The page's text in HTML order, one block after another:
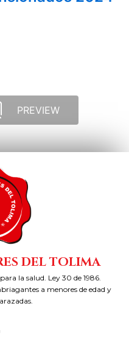
PREVIEW
DEL TOLIMA
la salud. Ley 30 de 1986.
a menores de edad y